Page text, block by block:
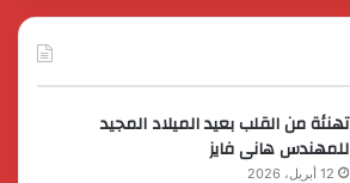
تهنئة من القلب بعيد الميلاد المجيد
للمهندس هانى فايز
12 أبريل، 2026